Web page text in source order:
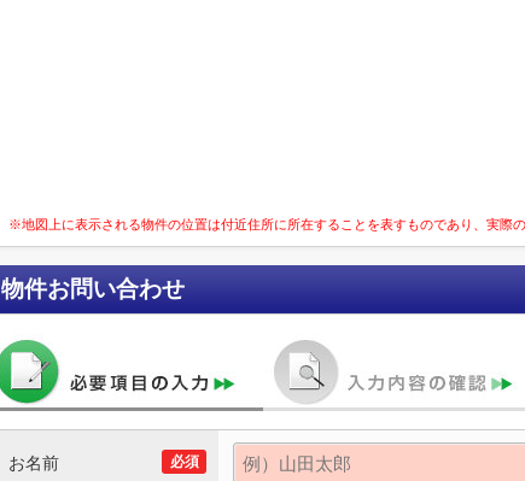
※地図上に表示される物件の位置は付近住所に所在することを表すものであり、実際
物件お問い合わせ
必須
お名前